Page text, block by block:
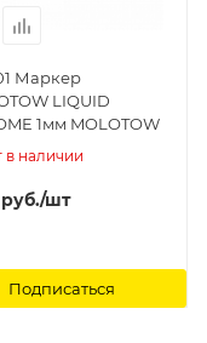
Маркер
LIQUID
1мм MOLOTOW
в наличии
руб./шт
Подписаться